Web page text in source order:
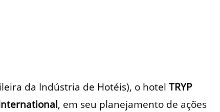
da Indústria de Hotéis), o hotel TRYP
, em seu planejamento de ações